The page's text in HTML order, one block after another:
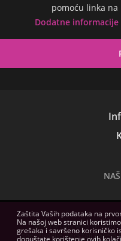
pomoću linka
Dodatne
Slike na ovoj web stranici
specifikacije, sadržaji paketa
Zaštita Vaših podataka na
Na našoj web stranici
grešaka i savršeno korisničko
dopuštate korištenje ovih